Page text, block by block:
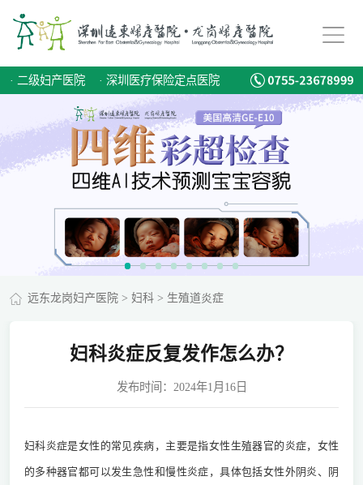
· 二级妇产医院 · 深圳医疗保险定点医院
远东龙岗妇产医院> 妇科> 生殖道炎症
妇科炎症反复发作怎么办？
发布时间：2024年1月16日
妇科炎症是女性的常见疾病，主要是指女性生殖器官的炎症，女性
的多种器官都可以发生急性和慢性炎症，具体包括女性外阴炎、阴